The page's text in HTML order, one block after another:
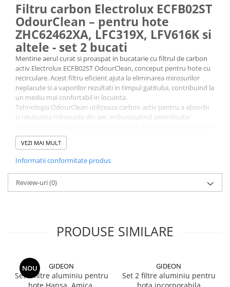
Filtru carbon Electrolux ECFB02ST
OdourClean – pentru hote
ZHC62462XA, LFC319X, LFV616K si
altele - set 2 bucati
Mentine aerul curat si proaspat in bucatarie cu filtrul de carbon
activ Electrolux ECFB02ST OdourClean, conceput pentru hote cu
recirculare. Acest filtru eficient ajuta la eliminarea mirosurilor
neplacute si a vaporilor rezultati in timpul gatitului, contribuind la
un mediu mai confortabil in locuinta.
Tehnologia OdourClean utilizeaza carbon activ pentru a absorbi
si neutraliza mirosurile din aer, imbunatatind semnificativ
eficienta pentru utilizarea zilnica in bucatarii moderne.
Filtrul este compatibil cu o gama larga de hote Electrolux, oferind
montaj simplu si inlocuire rapida, fara unelte speciale.
Caracteristici principale:
Ideal pentru hote cu recirculare
Instalare rapida si usoara
Compatibilitate:
VEZI MAI MULT
Informatii conformitate produs
Review-uri(0)
PRODUSE SIMILARE
NOU GIDEON
Set 2 filtre aluminiu pentru
GIDEON
Set 2 filtre aluminiu pentru